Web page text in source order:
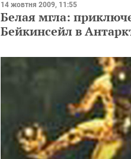
14 жовтня 2009, 11:55
Белая мгла:
Бейкинсейл в